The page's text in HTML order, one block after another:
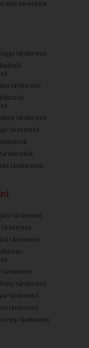
első keresésre
társkereső
társkereső
társkereső
társkereső
társkeresők
társkereső
társkereső
társkereső
társkereső
társkereső
társkereső
társkereső
társkereső